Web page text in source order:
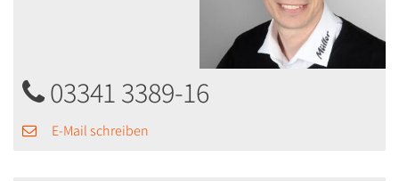
03341 3389-16
E-Mail schreiben